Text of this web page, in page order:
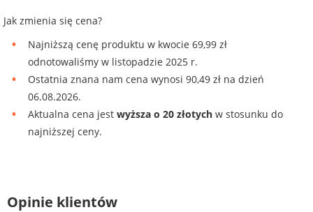
Jak zmienia się cena?
Najniższą cenę produktu w kwocie 69,99 zł
odnotowaliśmy w listopadzie 2025 r.
Ostatnia znana nam cena wynosi 90,49 zł na dzień
06.08.2026.
Aktualna cena jest wyższa o 20 złotych w stosunku do
najniższej ceny.
Opinie klientów